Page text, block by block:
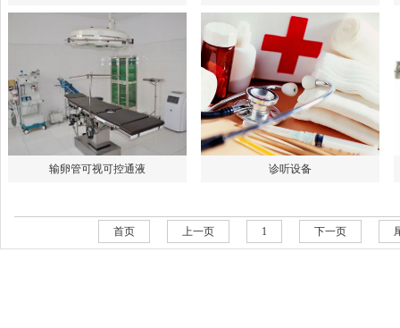
输卵管可视可控通液 诊听设备
首页 上一页 1 下一页